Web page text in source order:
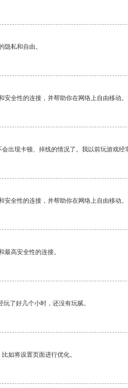
私和自由。
全性的连接，并帮助你在网络上自由移动。
出现卡顿、掉线的情况了。我以前玩游戏经
全性的连接，并帮助你在网络上自由移动。
高安全性的连接。
了好几个小时，还没有玩腻。
如将设置页面进行优化。